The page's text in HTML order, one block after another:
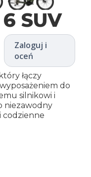
SUV
Zaloguj i
oceń
łączy
do
silnikowi i
niezawodny
codzienne